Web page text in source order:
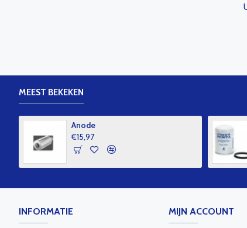
MEEST BEKEKEN
Anode
€15,97
INFORMATIE MIJN ACCOUNT